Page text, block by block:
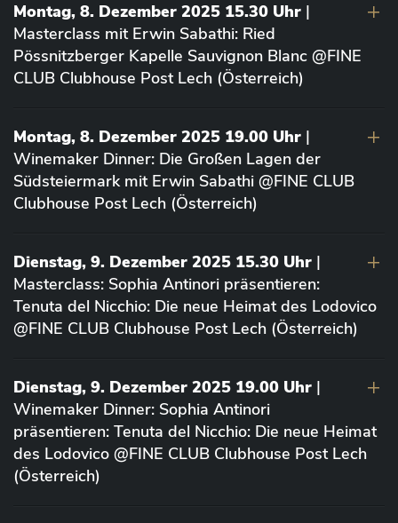
Montag, 8. Dezember 2025 15.30 Uhr |
Masterclass mit Erwin Sabathi: Ried
Pössnitzberger Kapelle Sauvignon Blanc @FINE
CLUB Clubhouse Post Lech (Österreich)
Montag, 8. Dezember 2025 19.00 Uhr |
Winemaker Dinner: Die Großen Lagen der
Südsteiermark mit Erwin Sabathi @FINE CLUB
Clubhouse Post Lech (Österreich)
Dienstag, 9. Dezember 2025 15.30 Uhr |
Masterclass: Sophia Antinori präsentieren:
Tenuta del Nicchio: Die neue Heimat des Lodovico
@FINE CLUB Clubhouse Post Lech (Österreich)
Dienstag, 9. Dezember 2025 19.00 Uhr |
Winemaker Dinner: Sophia Antinori
präsentieren: Tenuta del Nicchio: Die neue Heimat
des Lodovico @FINE CLUB Clubhouse Post Lech
(Österreich)